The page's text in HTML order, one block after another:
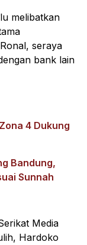
melibatkan
seraya
bank lain
4 Dukung
Bandung,
Sunnah
Media
Hardoko